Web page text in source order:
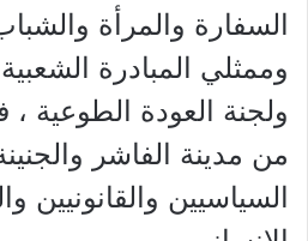
السفارة والمرأة
وممثلي المبادرة
ولجنة العودة الطوعية
من مدينة الفاشر
السياسيين والقانونيين